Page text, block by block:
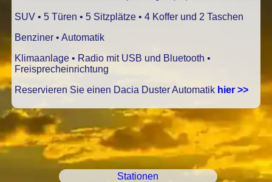
SUV • 5 Türen • 5 Sitzplätze • 4 Koffer und 2 Taschen
Benziner • Automatik
Klimaanlage • Radio mit USB und Bluetooth •
Freisprecheinrichtung
Reservieren Sie einen Dacia Duster Automatik hier >>
Stationen